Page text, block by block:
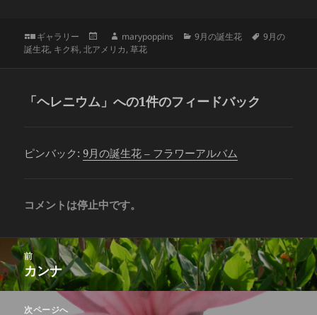
e
o
o
itt
er
er
es
フ
ォ
ト
ギャラリー
稿
作
成
marypoppins
カ
9月の誕生花
タ
9月の
誕生花, キク科,北アメリカ,草花
「ヘレニウム」への1件のフィードバック
ピンバック:9月の誕生花 – フラワーアルバム
コメントは停止中です。
稿
ナ
前
前
の
投
カンナ
次ページへ